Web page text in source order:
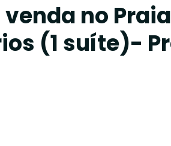
no
(1 suíte)-